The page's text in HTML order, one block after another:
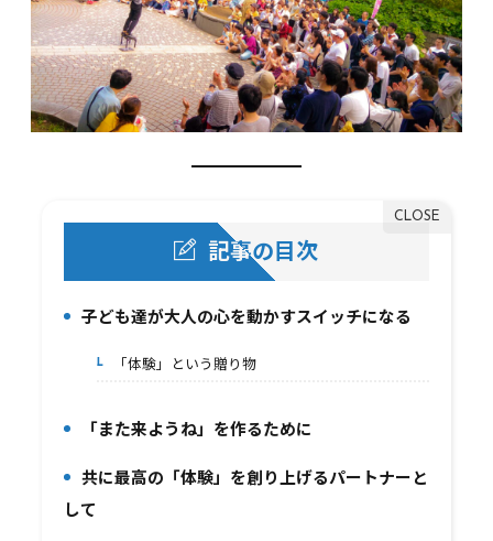
記事の目次
子ども達が大人の心を動かすスイッチになる
1-1. 「体験」という贈り物
「また来ようね」を作るために
3.
共に最高の「体験」を創り上げるパートナーと
して